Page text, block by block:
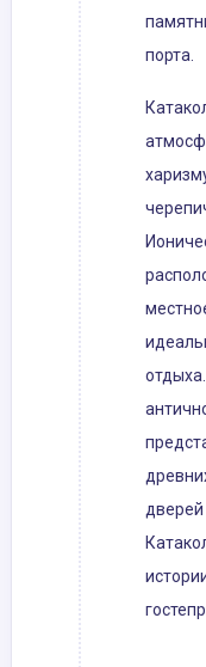
порта.
дверей